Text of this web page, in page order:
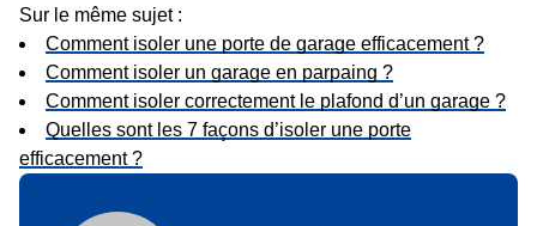
Sur le même sujet :
Comment isoler une porte de garage efficacement ?
Comment isoler un garage en parpaing ?
Comment isoler correctement le plafond d’un garage ?
Quelles sont les 7 façons d’isoler une porte
efficacement ?